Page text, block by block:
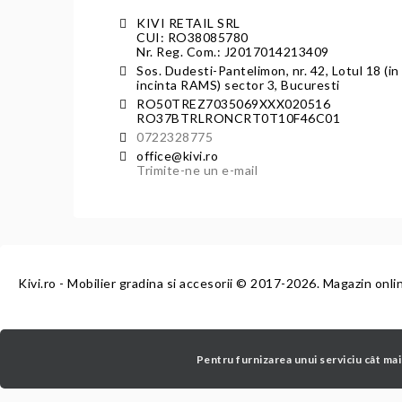
KIVI RETAIL SRL
CUI: RO38085780
Nr. Reg. Com.: J2017014213409
Sos. Dudesti-Pantelimon, nr. 42, Lotul 18 (in
incinta RAMS) sector 3, Bucuresti
RO50TREZ7035069XXX020516
RO37BTRLRONCRT0T10F46C01
0722328775
office@kivi.ro
Trimite-ne un e-mail
Kivi.ro - Mobilier gradina si accesorii © 2017-2026. Magazin
Pentru furnizarea unui serviciu cât